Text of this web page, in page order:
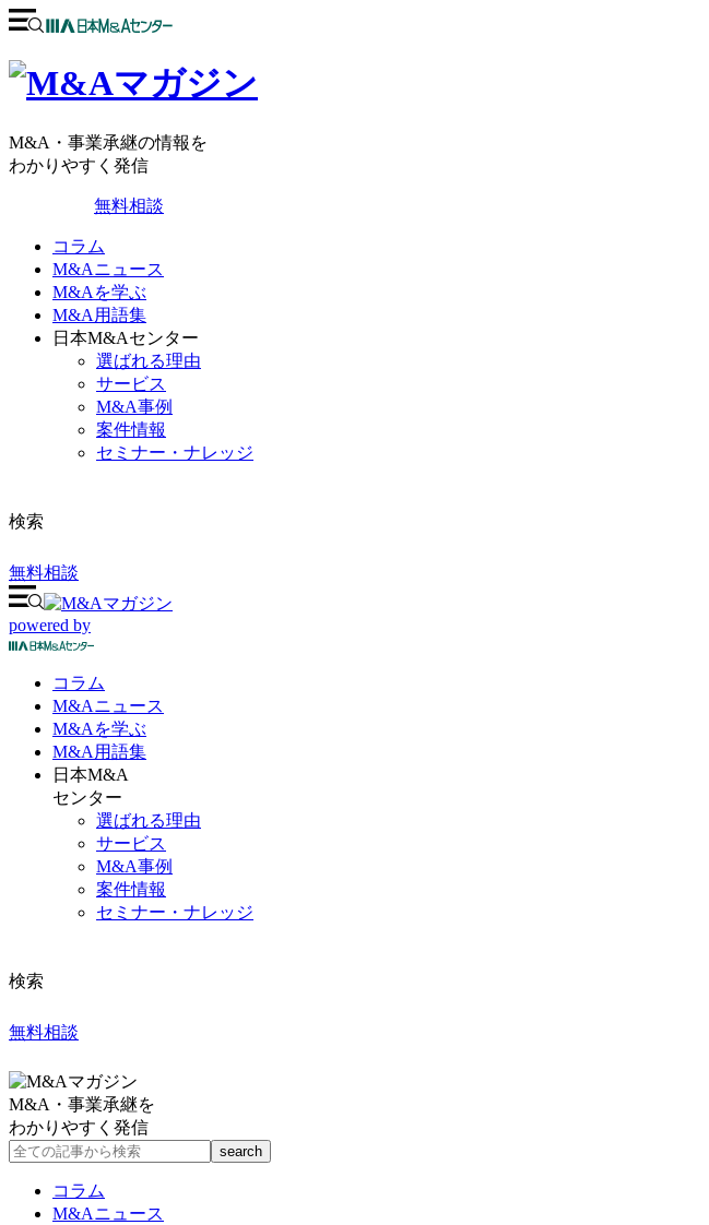
M&A・事業承継の情報を
わかりやすく発信
無料相談
コラム
M&Aニュース
M&Aを学ぶ
M&A用語集
日本M&Aセンター
選ばれる理由
サービス
M&A事例
案件情報
セミナー・ナレッジ
検索
無料相談
powered by
コラム
M&Aニュース
M&Aを学ぶ
M&A 用語集
日本M&A
センター
選ばれる理由
サービス
M&A事例
案件情報
セミナー・ナレッジ
検索
無料相談
M&A・事業承継を
わかりやすく発信
コラム
M&Aニュース